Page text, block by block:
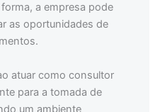
a empresa pode
as oportunidades de
atuar como consultor
para a tomada de
um ambiente